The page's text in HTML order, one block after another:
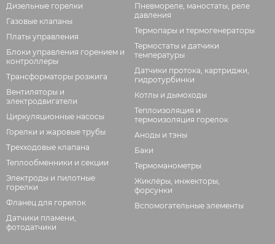
Дизельные горелки
Газовые клапаны
Платы управления
Блоки управления горением и
контроллеры
Трансформаторы розжига
Вентиляторы и
электродвигатели
Циркуляционные насосы
Горелки и жаровые трубы
Трехходовые клапана
Теплообменники и секции
Электроды и пилотные
горелки
Фланец для горелок
Датчики пламени,
фотодатчики
Пневмореле, маностаты, реле
давления
Термопары и термогенераторы
Термостаты и датчики
температуры
Датчики протока, картриджи,
гидротурбинки
Котлы и дымоходы
Теплоизоляция и
термоизоляция горелок
Аноды и тэны
Баки
Термоманометры
Жиклёры, инжекторы,
форсунки
Вспомогательные элементы